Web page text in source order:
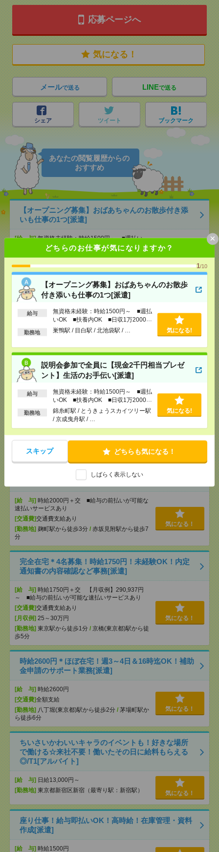
どちらのお仕事が気になりますか？
1/10
【オープニング募集】おばあちゃんのお散歩
付き添いも仕事の1つ[派遣]
給与
無資格未経験：時給1500円～ ■週払
いOK ■扶養内OK ■日収1万2000円
以上
勤務地 巣鴨駅 / 目白駅 / 北池袋駅 / … 気になる!
説明会参加で全員に【現金2千円相当プレゼ
ント】生活のお手伝い[派遣]
給与
無資格未経験：時給1500円～ ■週払
いOK ■扶養内OK ■日収1万2000円
以上
勤務地
錦糸町駅 / とうきょうスカイツリー駅
/ 京成曳舟駅 / …
気になる!
スキップ どちらも気になる！
しばらく表示しない
×
応募ページへ
気になる！
メールで送る LINEで送る
シェア ツイート ブックマーク
あなたの閲覧履歴からの
おすすめ
【オープニング募集】おばあちゃんのお散歩付き添
いも仕事の1つ[派遣]
[給 与]無資格未経験：時給1500円～ ■週払い
OK ■扶養内OK ■日収1万2000円以上
[交通費]交通費全額支給
[勤務地]巣鴨駅/目白駅/北池袋駅/…
気になる！
説明会参加で全員に【現金2千円相当プレゼント】生
活のお手伝い[派遣]
無資格未経験：時給1500円～ ■週払い
OK ■扶養内OK ■日収1万2000円以上
[勤務地]錦糸町駅/とうきょうスカイツリー駅/京
成曳舟駅/…
1870円＊無理なく時短で働こう！財団法人の事務局
で事務サポート[派遣]
[給 与] 時給1870円 月収例 243,100円
全額支給
[月収例]20～25万円
白金高輪駅から徒歩5分/泉岳寺駅から徒
歩7分
気になる！
時給2000円！基本定時終業＊11月まで＊マスコミ企
業＊契約書類の整理など[派遣]
[給 与] 時給2000円＋交 ■給与の前払いが可能な
速払いサービスあり
[交通費]交通費支給あり
[勤務地] 麹町駅から徒歩3分 / 赤坂見附駅から徒歩7
分
気になる！
完全在宅＊4名募集！時給1750円！未経験OK！内定
通知書の内容確認など事務[派遣]
[給 与] 時給1750円＋交 【月収例】290,937円
～ ■給与の前払いが可能な速払いサービスあり
[交通費]交通費支給あり
[月収例] 25～30万円
[勤務地] 東京駅から徒歩1分 / 京橋(東京都)駅から徒
歩5分
気になる！
時給2600円＊ほぼ在宅！週3～4日＆16時迄OK！補助
金申請のサポート業務[派遣]
[給 与] 時給2600円
[交通費]全額支給
[勤務地] 八丁堀(東京都)駅から徒歩2分 / 茅場町駅か
ら徒歩6分
気になる！
ちいさいかわいいキャラのイベントも！好きな場所
で働ける☆来社不要！働いたその日に給料もらえる
◎/T1[アルバイト]
[給 与] 日給13,000円～
[勤務地] 東京都新宿区新宿（最寄り駅：新宿駅） 気になる！
座り仕事！給与即払いOK！高時給！在庫管理・資料
作成[派遣]
[給 与] 時給1500円